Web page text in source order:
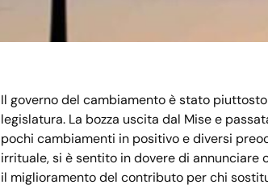
Il governo del cambiamento è stato
legislatura. La bozza uscita dal Mise e
pochi cambiamenti in positivo e diversi
irrituale, si è sentito in dovere di
il miglioramento del contributo per chi